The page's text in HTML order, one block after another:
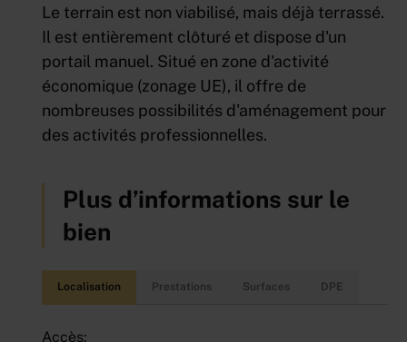
Le terrain est non viabilisé, mais déjà terrassé.
Il est entièrement clôturé et dispose d'un
portail manuel. Situé en zone d'activité
économique (zonage UE), il offre de
nombreuses possibilités d'aménagement pour
des activités professionnelles.
Plus d’informations sur le
bien
Localisation Prestations Surfaces DPE
Accès: